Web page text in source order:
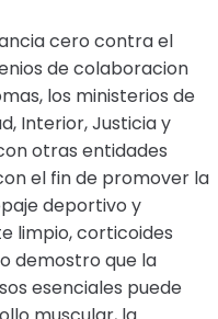
cero contra el
de colaboracion
los ministerios de
Interior, Justicia y
otras entidades
el fin de promover la
deportivo y
limpio, corticoides
demostro que la
esenciales puede